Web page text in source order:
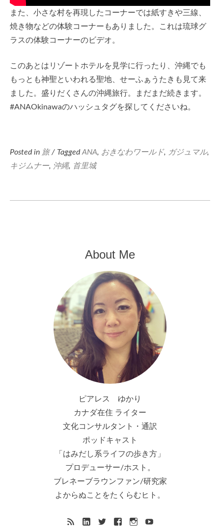
また、小さな村を再現したコーナーでは紙すきや三線、
焼き物などの体験コーナーもありました。これは琉球グ
ラスの体験コーナーのビデオ。
このあとはリゾートホテルを見学に行ったり、沖縄でも
もっとも神聖といわれる聖地、せーふぁうたきも見て来
ました。盛りだくさんの沖縄旅行。まだまだ続きます。
#ANAOkinawaのハッシュタグを探してくださいね。
Posted in 旅 / TaggedANA, おきなわワールド, ガジュマル,
キジムナー, 沖縄, 首里城
About Me
ピアレス ゆかり
カナダ在住 ライター
文化コンサルタント・通訳
ポッドキャスト
「はみだし系ライフの歩き方」
プロデューサー/ホスト。
ブレネーブラウンファン/研究家
よからぬことをたくらむヒト。